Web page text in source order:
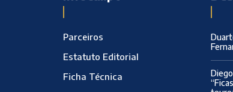
Parceiros
Estatuto Editorial
Ficha Técnica